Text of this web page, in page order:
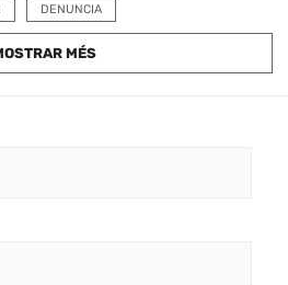
DENUNCIA
MÉS